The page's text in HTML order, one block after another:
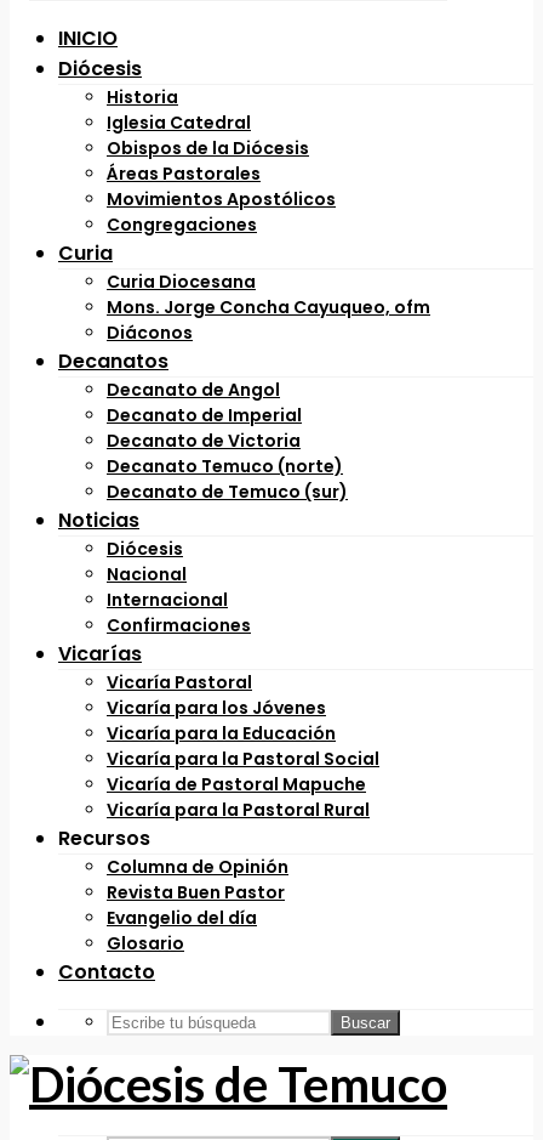
INICIO
Diócesis
Historia
Iglesia Catedral
Obispos de la Diócesis
Áreas Pastorales
Movimientos Apostólicos
Congregaciones
Curia
Curia Diocesana
Mons. Jorge Concha Cayuqueo, ofm
Diáconos
Decanatos
Decanato de Angol
Decanato de Imperial
Decanato de Victoria
Decanato Temuco (norte)
Decanato de Temuco (sur)
Noticias
Diócesis
Nacional
Internacional
Confirmaciones
Vicarías
Vicaría Pastoral
Vicaría para los Jóvenes
Vicaría para la Educación
Vicaría para la Pastoral Social
Vicaría de Pastoral Mapuche
Vicaría para la Pastoral Rural
Recursos
Columna de Opinión
Revista Buen Pastor
Evangelio del día
Glosario
Contacto
Buscar